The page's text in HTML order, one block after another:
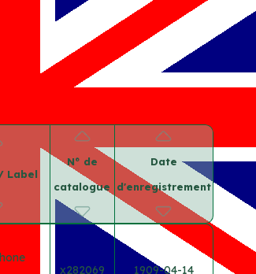
Label
N° de
catalogue
Date
d'enregistrement
x282069 1909-04-14